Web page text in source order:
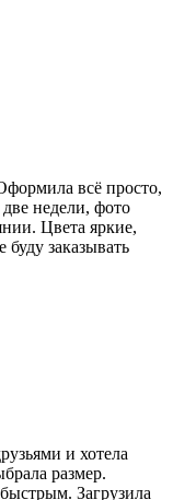
всё просто,
недели, фото
Цвета яркие,
заказывать
и хотела
размер.
Загрузила